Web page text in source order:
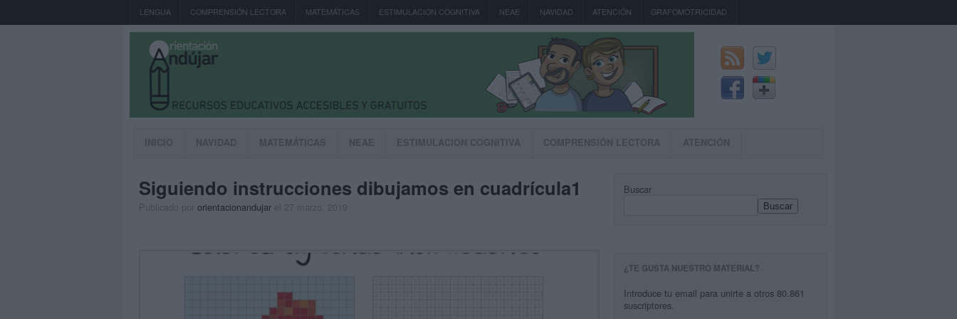
LENGUA COMPRENSIÓN LECTORA MATEMÁTICAS ESTIMULACION COGNITIVA NEAE NAVIDAD ATENCIÓN GRAFOMOTRICIDAD
INICIO NAVIDAD MATEMÁTICAS NEAE ESTIMULACION COGNITIVA COMPRENSIÓN LECTORA ATENCIÓN
Siguiendo instrucciones dibujamos en cuadrícula1
Publicado por orientacionandujar el 27 marzo, 2019
Buscar
Buscar
¿TE GUSTA NUESTRO MATERIAL?
Introduce tu email para unirte a otros 80.861
suscriptores.